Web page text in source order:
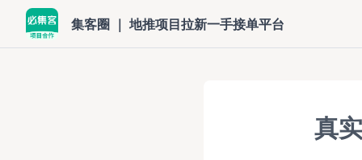
集客圈 ｜ 地推项目拉新一手接单平台
真